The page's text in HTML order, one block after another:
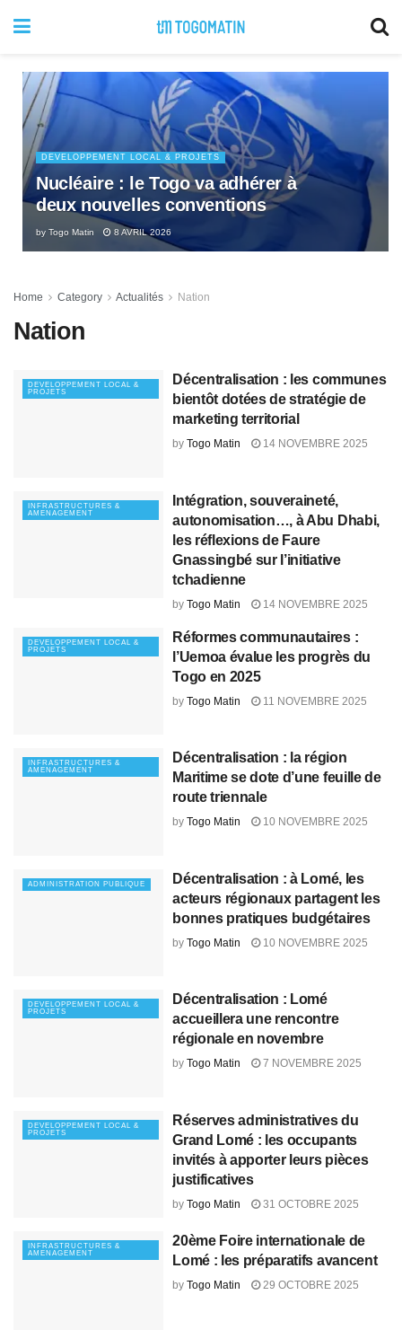
DEVELOPPEMENT LOCAL & PROJETS
Nucléaire : le Togo va adhérer à
deux nouvelles conventions
by Togo Matin 8 AVRIL 2026
Home Category Actualités Nation
Nation
DEVELOPPEMENT LOCAL &
PROJETS
Décentralisation : les communes
bientôt dotées de stratégie de
marketing territorial
by Togo Matin 14 NOVEMBRE 2025
INFRASTRUCTURES &
AMENAGEMENT
Intégration, souveraineté,
autonomisation…, à Abu Dhabi,
les réflexions de Faure
Gnassingbé sur l’initiative
tchadienne
by Togo Matin 14 NOVEMBRE 2025
DEVELOPPEMENT LOCAL &
PROJETS
Réformes communautaires :
l’Uemoa évalue les progrès du
Togo en 2025
by Togo Matin 11 NOVEMBRE 2025
INFRASTRUCTURES &
AMENAGEMENT
Décentralisation : la région
Maritime se dote d’une feuille de
route triennale
by Togo Matin 10 NOVEMBRE 2025
ADMINISTRATION PUBLIQUE
Décentralisation : à Lomé, les
acteurs régionaux partagent les
bonnes pratiques budgétaires
by Togo Matin 10 NOVEMBRE 2025
DEVELOPPEMENT LOCAL &
PROJETS
Décentralisation : Lomé
accueillera une rencontre
régionale en novembre
by Togo Matin 7 NOVEMBRE 2025
DEVELOPPEMENT LOCAL &
PROJETS
Réserves administratives du
Grand Lomé : les occupants
invités à apporter leurs pièces
justificatives
by Togo Matin 31 OCTOBRE 2025
INFRASTRUCTURES &
AMENAGEMENT
20ème Foire internationale de
Lomé : les préparatifs avancent
by Togo Matin 29 OCTOBRE 2025